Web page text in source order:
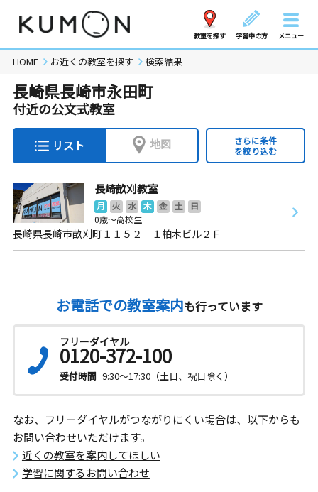
教室を探す 学習中の方 メニュー
HOME お近くの教室を探す 検索結果
長崎県長崎市永田町
付近の公文式教室
リスト 地図
さらに条件
を絞り込む
長崎畝刈教室
月 火 水 木 金 土
日
0歳～高校生
長崎県長崎市畝刈町１１５２－１柏木ビル２Ｆ
お電話での教室案内も行っています
フリーダイヤル
0120-372-100
受付時間 9:30～17:30（土日、祝日除く）
なお、フリーダイヤルがつながりにくい場合は、以下からも
お問い合わせいただけます。
近くの教室を案内してほしい
学習に関するお問い合わせ